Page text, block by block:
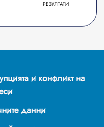
РЕЗУЛТАТИ
и конфликт на
данни